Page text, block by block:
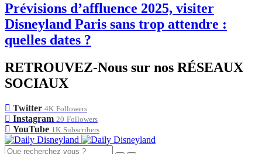
Prévisions d’affluence 2025, visiter
Disneyland Paris sans trop attendre :
quelles dates ?
RETROUVEZ-Nous sur nos RÉSEAUX
SOCIAUX
Twitter 4K Followers
Instagram 20 Followers
YouTube 1K Subscribers